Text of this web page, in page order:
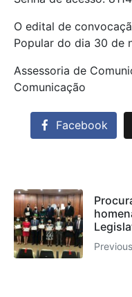
O edital de
Popular do dia 30 de
Assessoria de
Comunicação
Facebook
Previous